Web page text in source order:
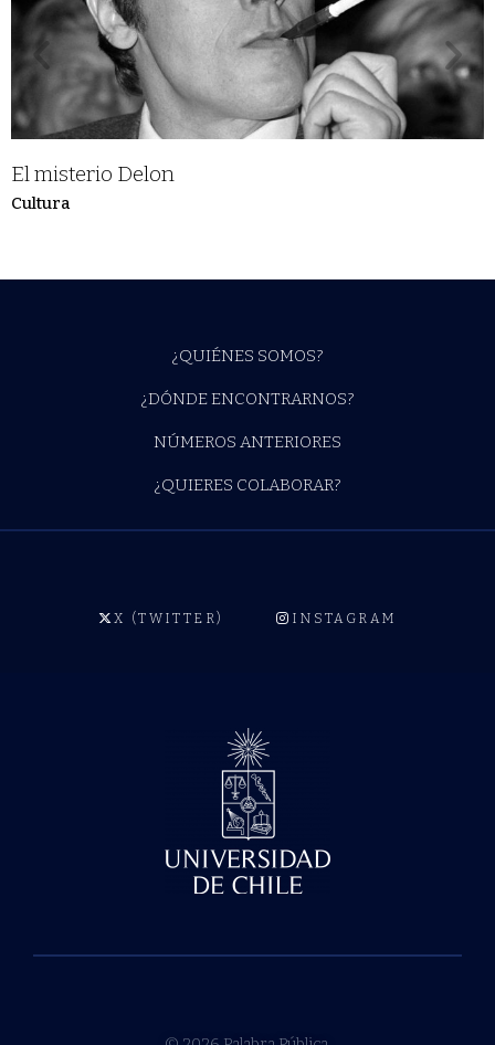
El misterio Delon
Cultura
¿QUIÉNES SOMOS?
¿DÓNDE ENCONTRARNOS?
NÚMEROS ANTERIORES
¿QUIERES COLABORAR?
X (TWITTER) INSTAGRAM